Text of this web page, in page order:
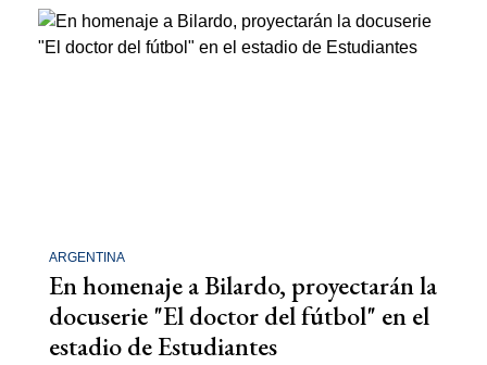
ARGENTINA
En homenaje a Bilardo, proyectarán la
docuserie "El doctor del fútbol" en el
estadio de Estudiantes